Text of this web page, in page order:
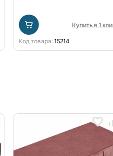
Купить в 1
Код товара: 15214